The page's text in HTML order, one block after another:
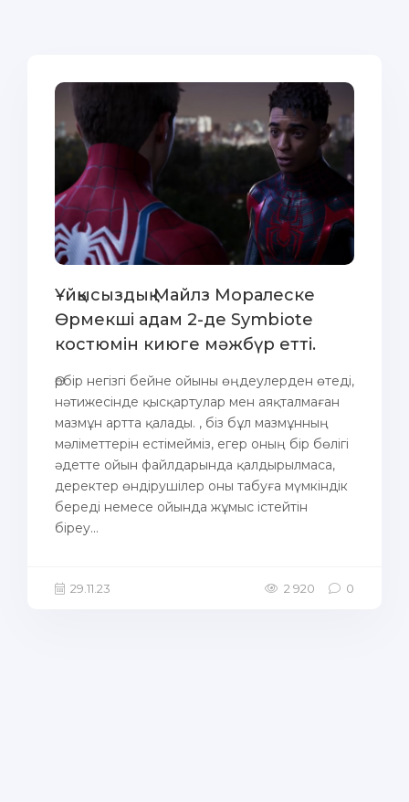
Ұйқысыздық Майлз Моралеске
Өрмекші адам 2-де Symbiote
костюмін киюге мәжбүр етті.
Әрбір негізгі бейне ойыны өңдеулерден өтеді,
нәтижесінде қысқартулар мен аяқталмаған
мазмұн артта қалады. , біз бұл мазмұнның
мәліметтерін естімейміз, егер оның бір бөлігі
әдетте ойын файлдарында қалдырылмаса,
деректер өндірушілер оны табуға мүмкіндік
береді немесе ойында жұмыс істейтін
біреу...
29.11.23 2 920 0